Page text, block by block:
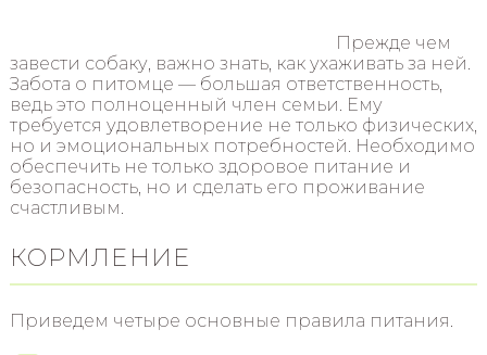
Прежде чем
завести собаку, важно знать, как ухаживать за ней.
Забота о питомце — большая ответственность,
ведь это полноценный член семьи. Ему
требуется удовлетворение не только физических,
но и эмоциональных потребностей. Необходимо
обеспечить не только здоровое питание и
безопасность, но и сделать его проживание
счастливым.
КОРМЛЕНИЕ
Приведем четыре основные правила питания.